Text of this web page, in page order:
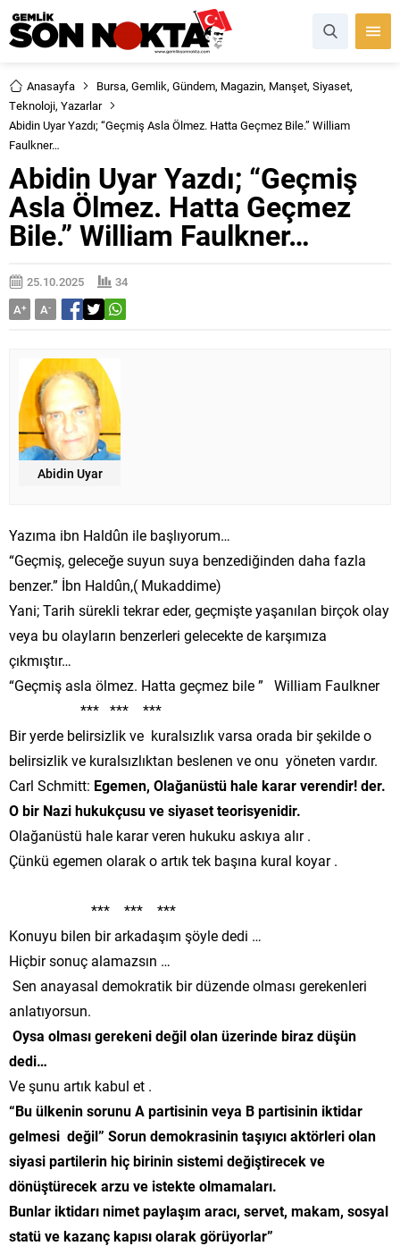
Anasayfa Bursa, Gemlik, Gündem, Magazin, Manşet, Siyaset,
Teknoloji, Yazarlar
Abidin Uyar Yazdı; “Geçmiş Asla Ölmez. Hatta Geçmez Bile.” William
Faulkner…
Abidin Uyar Yazdı; “Geçmiş
Asla Ölmez. Hatta Geçmez
Bile.” William Faulkner…
25.10.2025
34
A+ A-
Abidin Uyar
Yazıma ibn Haldûn ile başlıyorum…
“Geçmiş, geleceğe suyun suya benzediğinden daha fazla
benzer.” İbn Haldûn,( Mukaddime)
Yani; Tarih sürekli tekrar eder, geçmişte yaşanılan birçok olay
veya bu olayların benzerleri gelecekte de karşımıza
çıkmıştır…
“Geçmiş asla ölmez. Hatta geçmez bile ” William Faulkner
*** *** ***
Bir yerde belirsizlik ve kuralsızlık varsa orada bir şekilde o
belirsizlik ve kuralsızlıktan beslenen ve onu yöneten vardır.
Carl Schmitt: Egemen, Olağanüstü hale karar verendir! der.
O bir Nazi hukukçusu ve siyaset teorisyenidir.
Olağanüstü hale karar veren hukuku askıya alır .
Çünkü egemen olarak o artık tek başına kural koyar .
*** *** ***
Konuyu bilen bir arkadaşım şöyle dedi …
Hiçbir sonuç alamazsın …
Sen anayasal demokratik bir düzende olması gerekenleri
anlatıyorsun.
Oysa olması gerekeni değil olan üzerinde biraz düşün
dedi…
Ve şunu artık kabul et .
“Bu ülkenin sorunu A partisinin veya B partisinin iktidar
gelmesi değil” Sorun demokrasinin taşıyıcı aktörleri olan
siyasi partilerin hiç birinin sistemi değiştirecek ve
dönüştürecek arzu ve istekte olmamaları.
Bunlar iktidarı nimet paylaşım aracı, servet, makam, sosyal
statü ve kazanç kapısı olarak görüyorlar”